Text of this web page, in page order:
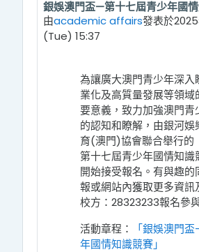
銀娛澳門盃—第十七屆青少年國
由academic affairs發表於
(Tue) 15:37
Number of replies: 0
為讓廣大澳門青少年深入
業化及高質量發展等領
要意義，致力加強澳門青
的認知和瞭解，由銀河
育(澳門)協會聯合舉行的
第十七屆青少年國情知識
開始接受報名。有與趣的
報或網站內獲取更多資訊
校方：28323233報名參
活動章程：
「銀娛澳門
年國情知識競賽」